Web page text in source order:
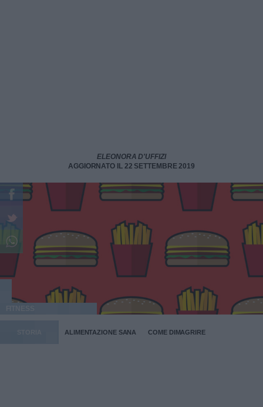
ELEONORA D'UFFIZI
AGGIORNATO IL 22 SETTEMBRE 2019
ALIMENTAZIONE SANA COME DIMAGRIRE